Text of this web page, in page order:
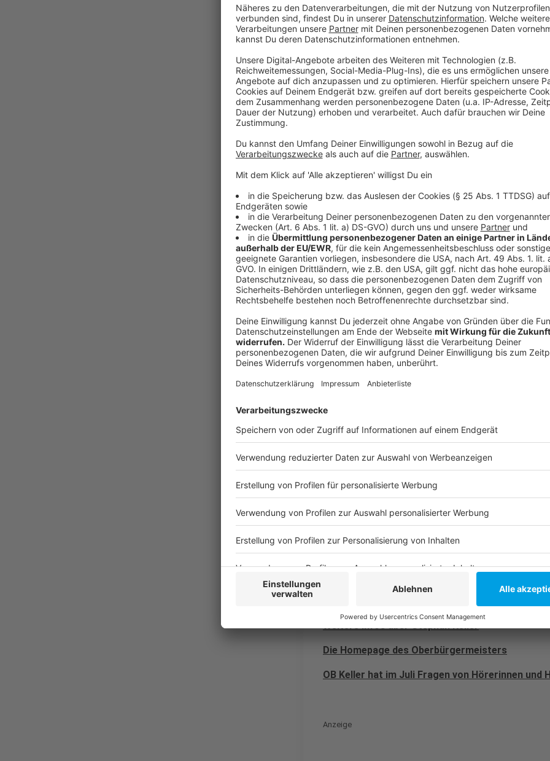
Zu Beginn seiner Amtszeit hat Keller gleich ein
Umweltspuren abgeschafft. Aus der schwarz-
seiner Arbeit. Norbert Czerwinski von den Grünen.
Anzeige
Bilanz aus Sicht der Grünen
Anzeige
Angesichts der Gewalt-Eskalation in der Altstadt
der FDP aber auch eine klare Forderung.
Keller muss sich am Thema Sicherheit
Anzeige
Auch für Keller ist die zunehmende Gewalt in der
unserer Stadt, das er mit Polizei und Land angehen
Weitere Infos und Links zum Thema:
Weitere Infos über Stephan Keller
Die Homepage des Oberbürgermeisters
OB Keller hat im Juli Fragen von Hörerinnen und
Anzeige